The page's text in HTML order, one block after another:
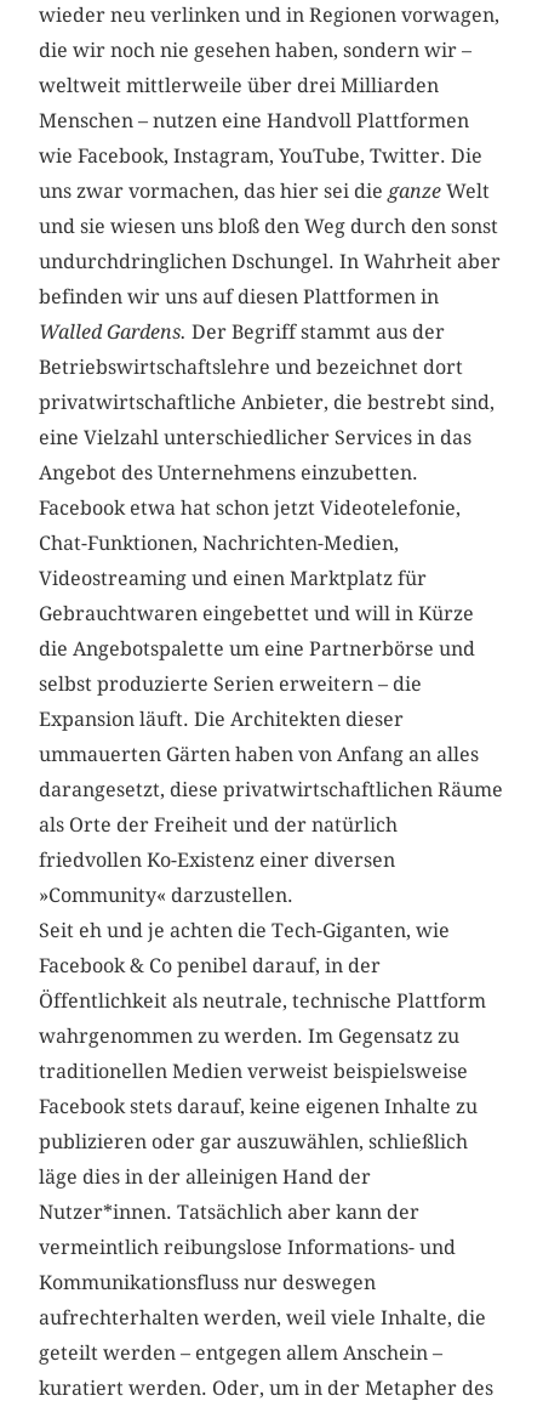
wieder neu verlinken und in Regionen vorwagen,
die wir noch nie gesehen haben, sondern wir –
weltweit mittlerweile über drei Milliarden
Menschen – nutzen eine Handvoll Plattformen
wie Facebook, Instagram, YouTube, Twitter. Die
uns zwar vormachen, das hier sei die ganze Welt
und sie wiesen uns bloß den Weg durch den sonst
undurchdringlichen Dschungel. In Wahrheit aber
befinden wir uns auf diesen Plattformen in
Walled Gardens.Der Begriff stammt aus der
Betriebswirtschaftslehre und bezeichnet dort
privatwirtschaftliche Anbieter, die bestrebt sind,
eine Vielzahl unterschiedlicher Services in das
Angebot des Unternehmens einzubetten.
Facebook etwa hat schon jetzt Videotelefonie,
Chat-Funktionen, Nachrichten-Medien,
Videostreaming und einen Marktplatz für
Gebrauchtwaren eingebettet und will in Kürze
die Angebotspalette um eine Partnerbörse und
selbst produzierte Serien erweitern – die
Expansion läuft. Die Architekten dieser
ummauerten Gärten haben von Anfang an alles
darangesetzt, diese privatwirtschaftlichen Räume
als Orte der Freiheit und der natürlich
friedvollen Ko-Existenz einer diversen
»Community« darzustellen.
Seit eh und je achten die Tech-Giganten, wie
Facebook & Co penibel darauf, in der
Öffentlichkeit als neutrale, technische Plattform
wahrgenommen zu werden. Im Gegensatz zu
traditionellen Medien verweist beispielsweise
Facebook stets darauf, keine eigenen Inhalte zu
publizieren oder gar auszuwählen, schließlich
läge dies in der alleinigen Hand der
Nutzer*innen. Tatsächlich aber kann der
vermeintlich reibungslose Informations- und
Kommunikationsfluss nur deswegen
aufrechterhalten werden, weil viele Inhalte, die
geteilt werden – entgegen allem Anschein –
kuratiert werden. Oder, um in der Metapher des